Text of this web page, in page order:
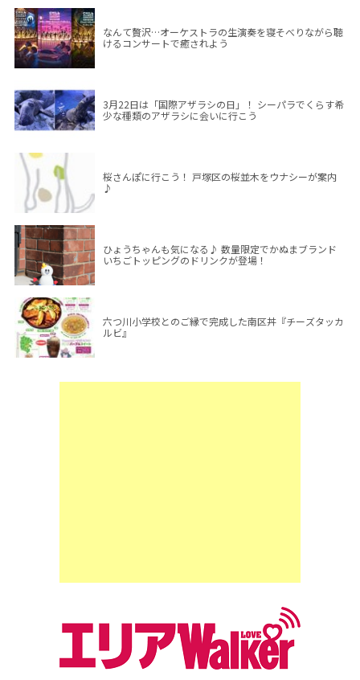
なんて贅沢…オーケストラの生演奏を寝そべりながら聴
けるコンサートで癒されよう
3月22日は「国際アザラシの日」！ シーパラでくらす希
少な種類のアザラシに会いに行こう
桜さんぽに行こう！ 戸塚区の桜並木をウナシーが案内
♪
ひょうちゃんも気になる♪ 数量限定でかぬまブランド
いちごトッピングのドリンクが登場！
六つ川小学校とのご縁で完成した南区丼『チーズタッカ
ルビ』